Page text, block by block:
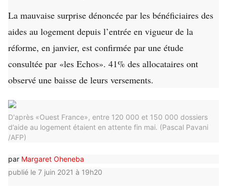
La mauvaise surprise dénoncée par les bénéficiaires des
aides au logement depuis l’entrée en vigueur de la
réforme, en janvier, est confirmée par une étude
consultée par «les Echos». 41% des allocataires ont
observé une baisse de leurs versements.
D'après «Ouest France», entre 120 000 et 150 000 dossiers
d’aide au logement étaient en attente fin mai. (Pascal Pavani
/AFP)
par Margaret Oheneba
publié le 7 juin 2021 à 19h20